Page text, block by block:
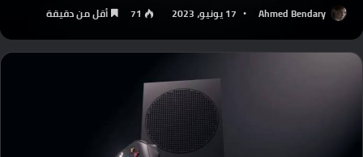
Ahmed Bendary 17 يونيو، 2023 71 أقل من دقيقة